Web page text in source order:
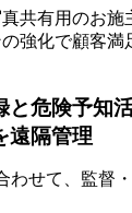
共有用のお施
強化で顧客満
と危険予知
遠隔管理
わせて、監督